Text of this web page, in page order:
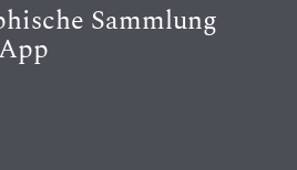
Sammlung